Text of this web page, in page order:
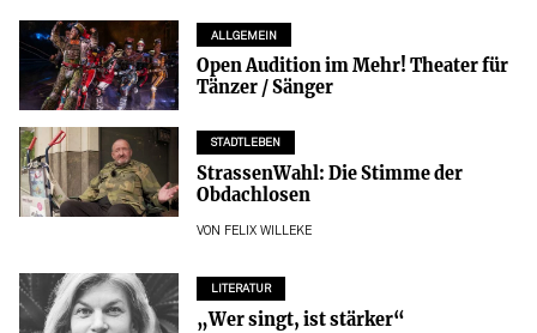
ALLGEMEIN
Open Audition im Mehr! Theater für
Tänzer / Sänger
STADTLEBEN
StrassenWahl: Die Stimme der
Obdachlosen
VON FELIX WILLEKE
LITERATUR
„Wer singt, ist stärker“